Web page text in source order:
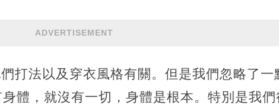
ADVERTISEMENT
打法以及穿衣風格有關。但是我們忽略了一
體，就沒有一切，身體是根本。特別是我